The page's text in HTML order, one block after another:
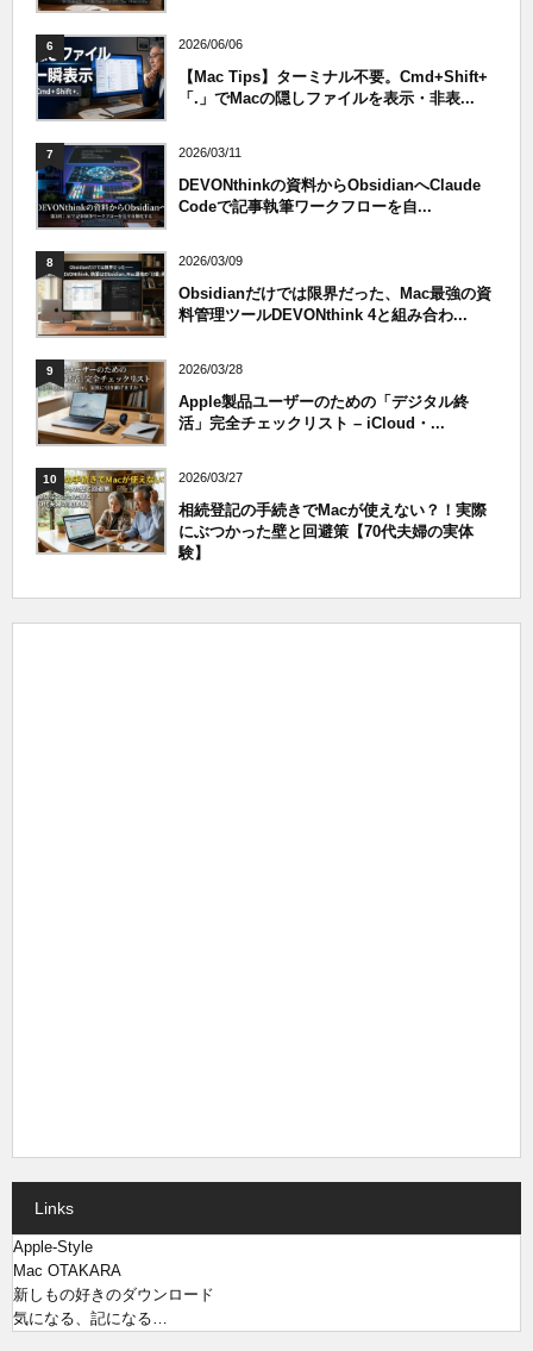
6 2026/06/06
【Mac Tips】ターミナル不要。Cmd+Shift+
「.」でMacの隠しファイルを表示・非表...
7 2026/03/11
DEVONthinkの資料からObsidianへClaude
Codeで記事執筆ワークフローを自...
8 2026/03/09
Obsidianだけでは限界だった、Mac最強の資
料管理ツールDEVONthink 4と組み合わ...
9 2026/03/28
Apple製品ユーザーのための「デジタル終
活」完全チェックリスト – iCloud・...
10 2026/03/27
相続登記の手続きでMacが使えない？！実際
にぶつかった壁と回避策【70代夫婦の実体
験】
Links
Apple-Style
Mac OTAKARA
新しもの好きのダウンロード
気になる、記になる…